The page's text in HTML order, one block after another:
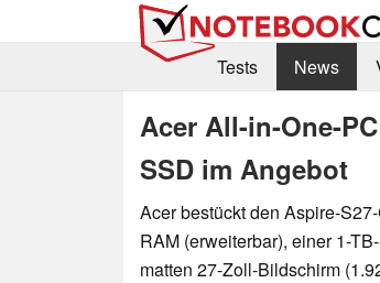
Tests
News
Acer All-in-One-
SSD im Angebot
Acer bestückt den Aspire-
RAM (erweiterbar), einer 1-
matten 27-Zoll-Bildschirm